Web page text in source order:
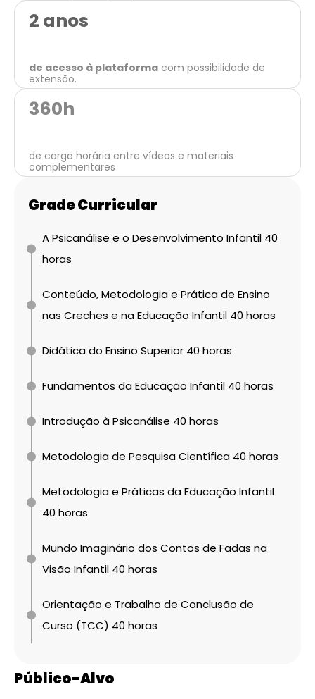
2 anos
de acesso à plataforma com possibilidade de
extensão.
360h
de carga horária entre vídeos e materiais
complementares
Grade Curricular
A Psicanálise e o Desenvolvimento Infantil 40
horas
Conteúdo, Metodologia e Prática de Ensino
nas Creches e na Educação Infantil 40 horas
Didática do Ensino Superior 40 horas
Fundamentos da Educação Infantil 40 horas
Introdução à Psicanálise 40 horas
Metodologia de Pesquisa Científica 40 horas
Metodologia e Práticas da Educação Infantil
40 horas
Mundo Imaginário dos Contos de Fadas na
Visão Infantil 40 horas
Orientação e Trabalho de Conclusão de
Curso (TCC) 40 horas
Público-Alvo